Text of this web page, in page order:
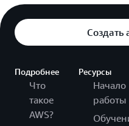
Создать
Подробнее
Что
такое
AWS?
Ресурсы
Начало
работы